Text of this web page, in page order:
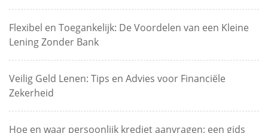
Flexibel en Toegankelijk: De Voordelen van een Kleine
Lening Zonder Bank
Veilig Geld Lenen: Tips en Advies voor Financiële
Zekerheid
Hoe en waar persoonlijk krediet aanvragen: een gids